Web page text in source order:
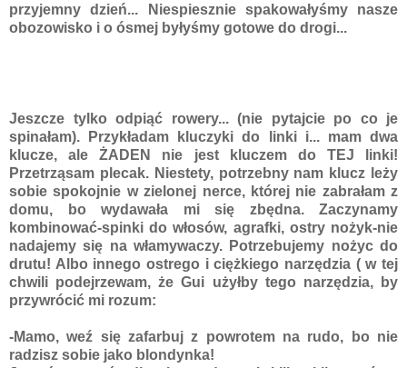
przyjemny dzień... Niespiesznie spakowałyśmy nasze
obozowisko i o ósmej byłyśmy gotowe do drogi...
Jeszcze tylko odpiąć rowery... (nie pytajcie po co je
spinałam). Przykładam kluczyki do linki i... mam dwa
klucze, ale ŻADEN nie jest kluczem do TEJ linki!
Przetrząsam plecak. Niestety, potrzebny nam klucz leży
sobie spokojnie w zielonej nerce, której nie zabrałam z
domu, bo wydawała mi się zbędna. Zaczynamy
kombinować-spinki do włosów, agrafki, ostry nożyk-nie
nadajemy się na włamywaczy. Potrzebujemy nożyc do
drutu! Albo innego ostrego i ciężkiego narzędzia ( w tej
chwili podejrzewam, że Gui użyłby tego narzędzia, by
przywrócić mi rozum:
-Mamo, weź się zafarbuj z powrotem na rudo, bo nie
radzisz sobie jako blondynka!